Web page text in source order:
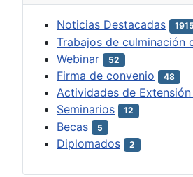
Noticias Destacadas 1915
Trabajos de culminación
Webinar 52
Firma de convenio 48
Actividades de
Seminarios 12
Becas 5
Diplomados 2